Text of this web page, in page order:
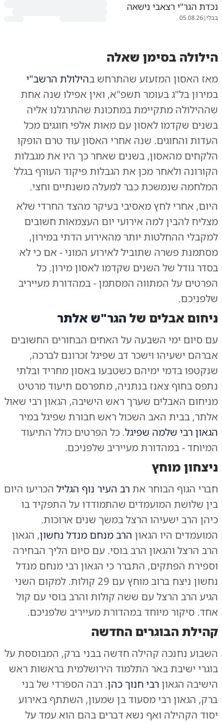
נכדת הגר"י רצאבי נישאה
בבלי|
05.08.26
הילולה בסימן שאלה
מאז האסון המזעזע שהתרחש בהילולת הרשב"י
במירון בל"ג בעומר תשפ"א, ואין אפילו שנה אחת
שההילולה מתקיימת במתכונת שהתרגלנו אליה
בשנים שקדמו לאסון עם מאות אלפי חוגגים מכל
העדות והחוגים. שנה אחרי האסון עוד טרם הופקו
הלקחים מהאסון, בשנים שאחר כך היו את מגבלות
הקורונה ולאחר מכן את הגבלות פיקוד העורף בגלל
המלחמה שנמשכת כבר למעלה משנתיים וחצי.
היום, אחרי לחץ מאסיבי בעיקר מהצד החרדי שלא
מצליח להבין למה אירועי יום העצמאות חשובים
למקבלי ההחלטות יותר מהאירוע הדתי במירון,
מסתמנת פשרה שתוביל לאירוע המוני - אם כי לא
בסדר גודל של השנים שקדמו לאסון מירון. כל
הפרטים על המתווה המסתמן - במהדורת מעייריב
שלפניכם.
ניחום אבלים של הגר"ש אלתר
עם סיום ימי השבעה על האחים הבחורים החשובים
אברהם ישעיהו וישכר דב שפיגל זכרונם לברכה,
שנקטפו בדמי ימיהם כשטבעו באסון מחריד ובלתי
נתפס בחוף צאנז בנתניה, מתפרסם תיעוד מרטיט
מניחום האבלים שערך ראש הישיבה, הגאון רבי שאול
אלתר, בבית האב השכול ראש חבורת שפיגל במיר
הגאון רבי שלמה שפיגל. כל הפרטים כולל התיעוד
המיוחד - במהדורת מעייריב שלפניכם.
ניצחון מוחץ
חברי הגוף הבוחר את רב העיר נוף הגליל הכריעו היום
בין שלושת המועמדים שהתמודדו על התפקיד בו
כיהן הרב ישעיהו הרצל במשך שנים ארוכות.
המועמדים היו הגאון הרב מנחם מנדל נחשון, הגאון
הרב הרצל והגאון הרב בוסי. עם סיום הליך הבחירה
וספירת הפתקים, התברר כי הגאון רבי מנחם מנדל
נחשון ניצח ברוב מוחץ עם 29 קולות. למקום השני
הגיע הרב הרצל עם ששה קולות והרב בוסי עם קול
אחד. סיקור מיוחד במהדורת מעייריב שלפניכם.
קהילת הבוגרים החדשה
השבוע נחנכה קהילה חדשה בבני ברק, המבוססת על
בוגרי ישיבת באר התלמוד הירושלמית בראשות ראש
הישיבה הגאון רבי חנוך כהן. רבה הספרדי של בני
ברק, הגאון רבי מסעוד בן שמעון, השתתף באירוע
יסוד הקהילה ואף נשא דברים בהם הוא עמד על